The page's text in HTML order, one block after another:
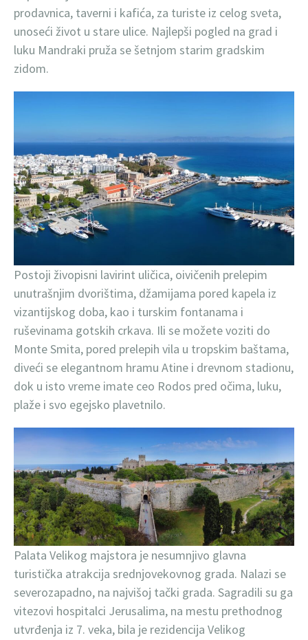
prodavnica, taverni i kafića, za turiste iz celog sveta,
unoseći život u stare ulice. Najlepši pogled na grad i
luku Mandraki pruža se šetnjom starim gradskim
zidom.
Postoji živopisni lavirint uličica, oivičenih prelepim
unutrašnjim dvorištima, džamijama pored kapela iz
vizantijskog doba, kao i turskim fontanama i
ruševinama gotskih crkava. Ili se možete voziti do
Monte Smita, pored prelepih vila u tropskim baštama,
diveći se elegantnom hramu Atine i drevnom stadionu,
dok u isto vreme imate ceo Rodos pred očima, luku,
plaže i svo egejsko plavetnilo.
Palata Velikog majstora je nesumnjivo glavna
turistička atrakcija srednjovekovnog grada. Nalazi se
severozapadno, na najvišoj tački grada. Sagradili su ga
vitezovi hospitalci Jerusalima, na mestu prethodnog
utvrđenja iz 7. veka, bila je rezidencija Velikog